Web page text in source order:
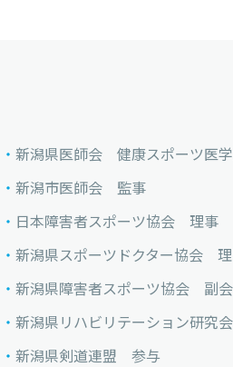
新潟県医師会 健康スポーツ医
新潟市医師会 監事
日本障害者スポーツ協会 理事
新潟県スポーツドクター協会
新潟県障害者スポーツ協会 副
新潟県リハビリテーション研究
新潟県剣道連盟 参与